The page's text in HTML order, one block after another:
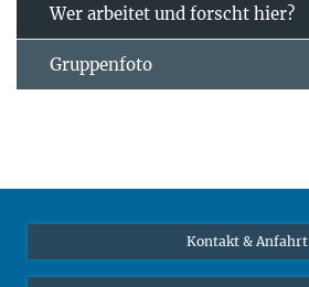
Wer arbeitet und forscht hier?
Gruppenfoto
Kontakt & Anfahrt